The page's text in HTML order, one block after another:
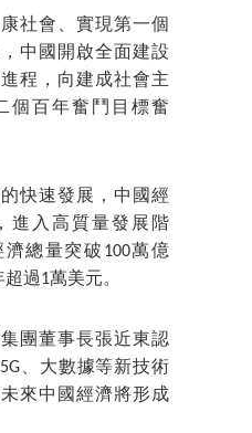
社會、實現第一個
中國開啟全面建設
程，向建成社會主
個百年奮鬥目標奮
快速發展，中國經
進入高質量發展階
總量突破100萬億
過1萬美元。
團董事長張近東認
、大數據等新技術
來中國經濟將形成